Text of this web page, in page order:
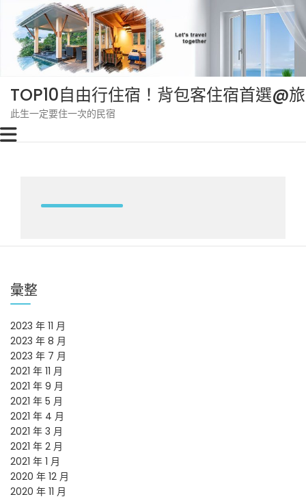
content
TOP10自由行住宿！背包客住宿首選@
此生一定要住一次的民宿
彙整
2023 年 11 月
2023 年 8 月
2023 年 7 月
2021 年 11 月
2021 年 9 月
2021 年 5 月
2021 年 4 月
2021 年 3 月
2021 年 2 月
2021 年 1 月
2020 年 12 月
2020 年 11 月